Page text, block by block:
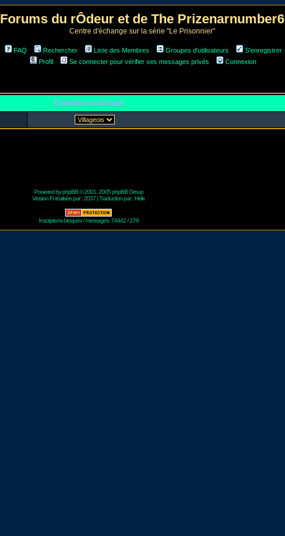
Forums du rÔdeur et de The Prizenarnumber6
Centre d'échange sur la série "Le Prisonnier"
FAQ Rechercher Liste des Membres Groupes d'utilisateurs
S'enregistrer
Profil
Se connecter pour vérifier ses messages privés Connexion
Rejoindre un Groupe
Powered byphpBB© 2001, 2005 phpBB Group
Version Fr réalisée par :2037 | Traduction par :Hélix
Inscriptions bloqués / messages: 74442 / 279